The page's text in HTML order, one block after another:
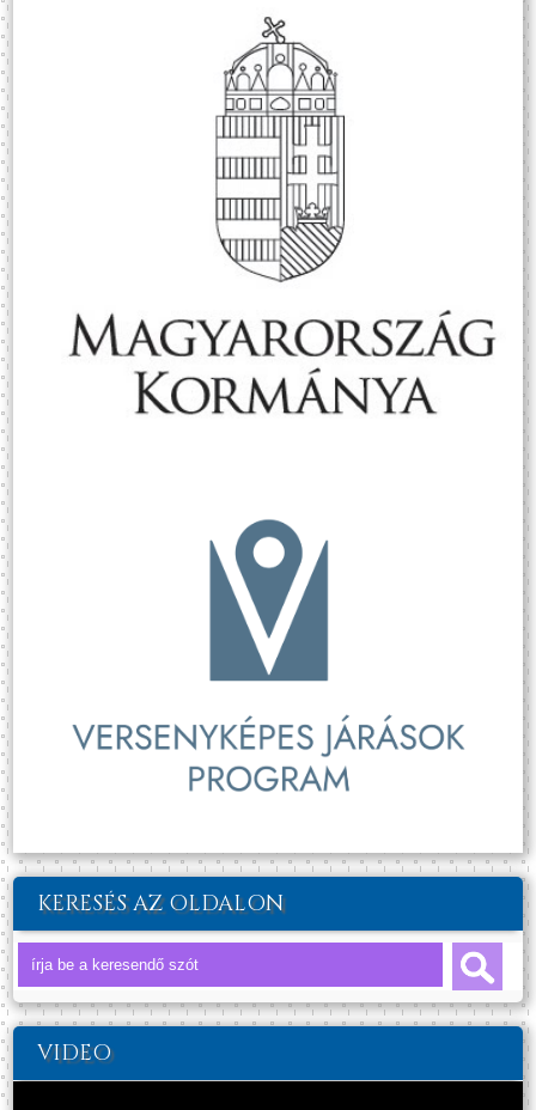
KERESÉS AZ OLDALON
VIDEO